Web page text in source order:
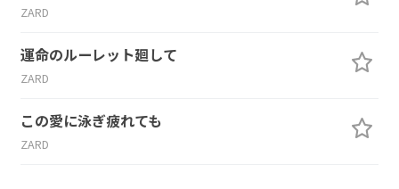
ZARD
運命のルーレット廻して
ZARD
この愛に泳ぎ疲れても
ZARD